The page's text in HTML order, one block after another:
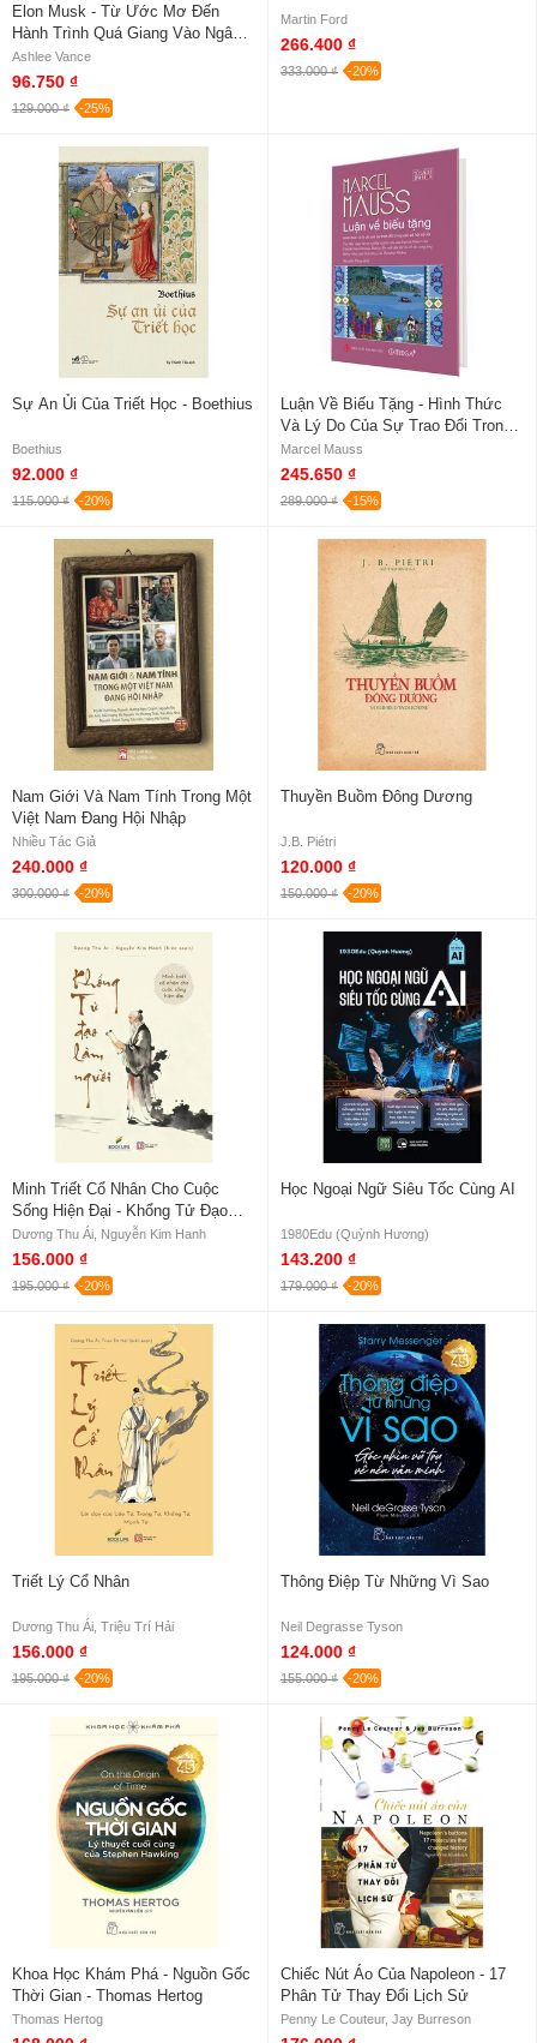
Elon Musk - Từ Ước Mơ Đến
Hành Trình Quá Giang Vào Ngân
Hà
Ashlee Vance
96.750 ₫
129.000 ₫ -25%
Martin Ford
266.400 ₫
333.000 ₫ -20%
Sự An Ủi Của Triết Học - Boethius
Boethius
92.000 ₫
115.000 ₫ -20%
Luận Về Biếu Tặng - Hình Thức
Và Lý Do Của Sự Trao Đổi Trong
Các Xã Hội Cổ Sơ (Bìa Cứng)
Marcel Mauss
245.650 ₫
289.000 ₫ -15%
Nam Giới Và Nam Tính Trong Một
Việt Nam Đang Hội Nhập
Nhiều Tác Giả
240.000 ₫
300.000 ₫ -20%
Thuyền Buồm Đông Dương
J.B. Piétri
120.000 ₫
150.000 ₫ -20%
Minh Triết Cổ Nhân Cho Cuộc
Sống Hiện Đại - Khổng Tử Đạo
Làm Người
Dương Thu Ái, Nguyễn Kim Hanh
156.000 ₫
195.000 ₫ -20%
Học Ngoại Ngữ Siêu Tốc Cùng AI
1980Edu (Quỳnh Hương)
143.200 ₫
179.000 ₫ -20%
Triết Lý Cổ Nhân
Dương Thu Ái, Triệu Trí Hải
156.000 ₫
195.000 ₫ -20%
Thông Điệp Từ Những Vì Sao
Neil Degrasse Tyson
124.000 ₫
155.000 ₫ -20%
Khoa Học Khám Phá - Nguồn Gốc
Thời Gian - Thomas Hertog
Thomas Hertog
Chiếc Nút Áo Của Napoleon - 17
Phân Tử Thay Đổi Lịch Sử
Penny Le Couteur, Jay Burreson